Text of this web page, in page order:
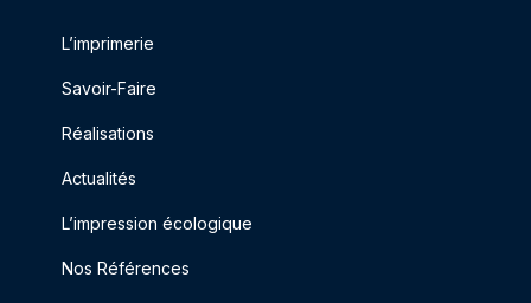
L’imprimerie
Savoir-Faire
Réalisations
Actualités
L’impression écologique
Nos Références